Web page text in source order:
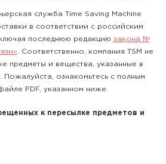
служба Time Saving Machine
в соответствии с российским
последнюю редакцию закона №
. Соответственно, компания TSM не
предметы и вещества, указанные в
Пожалуйста, ознакомьтесь с полным
PDF, указанном ниже.
к пересылке предметов и